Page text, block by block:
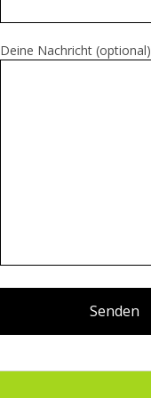
Deine Nachricht (optional)